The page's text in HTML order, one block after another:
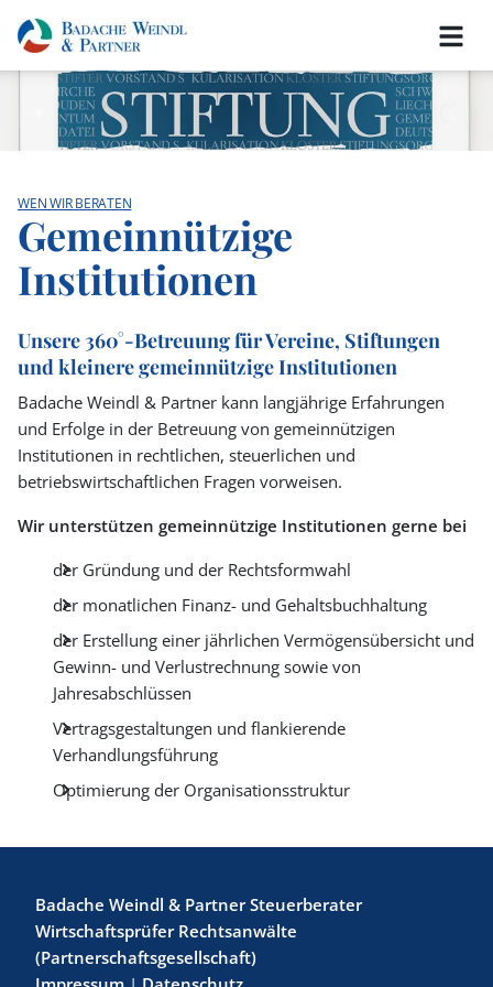
WEN WIR BERATEN
Gemeinnützige
Institutionen
Unsere 360°-Betreuung für Vereine, Stiftungen
und kleinere gemeinnützige Institutionen
Badache Weindl & Partner kann langjährige Erfahrungen
und Erfolge in der Betreuung von gemeinnützigen
Institutionen in rechtlichen, steuerlichen und
betriebswirtschaftlichen Fragen vorweisen.
Wir unterstützen gemeinnützige Institutionen gerne bei
der Gründung und der Rechtsformwahl
der monatlichen Finanz- und Gehaltsbuchhaltung
der Erstellung einer jährlichen Vermögensübersicht und
Gewinn- und Verlustrechnung sowie von
Jahresabschlüssen
Vertragsgestaltungen und flankierende
Verhandlungsführung
Optimierung der Organisationsstruktur
Badache Weindl & Partner Steuerberater
Wirtschaftsprüfer Rechtsanwälte
(Partnerschaftsgesellschaft)